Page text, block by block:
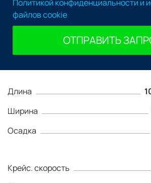
Длина
Ширина
Осадка
Крейс. скорость
Политикой конфиденциальности и
файлов cookie
ОТПРАВИТЬ